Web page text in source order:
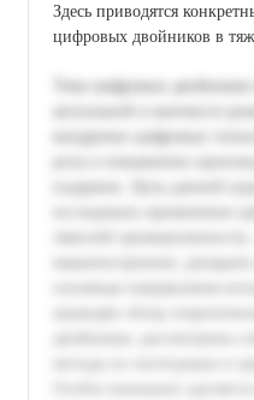
Здесь приводятся
цифровых двойников в